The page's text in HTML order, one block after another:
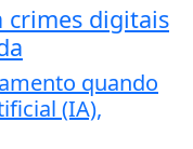
crimes digitais
quando
(IA),